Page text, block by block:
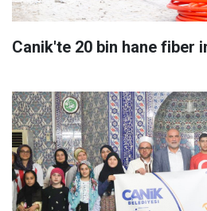
Canik'te 20 bin hane fiber